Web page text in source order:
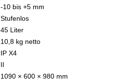
-10 bis +5 mm
Stufenlos
45 Liter
10,8 kg netto
IP X4
II
1090 × 600 × 980 mm